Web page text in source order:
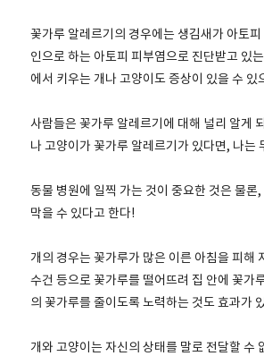
꽃가루 알레르기의 경우에는 생김새가 아토
인으로 하는 아토피 피부염으로 진단받고 있
에서 키우는 개나 고양이도 증상이 있을 수 있
사람들은 꽃가루 알레르기에 대해 널리 알게
나 고양이가 꽃가루 알레르기가 있다면, 나는
동물 병원에 일찍 가는 것이 중요한 것은 물
막을 수 있다고 한다!
개의 경우는 꽃가루가 많은 이른 아침을 피해
수건 등으로 꽃가루를 떨어뜨려 집 안에 꽃가
의 꽃가루를 줄이도록 노력하는 것도 효과가
개와 고양이는 자신의 상태를 말로 전달할 수